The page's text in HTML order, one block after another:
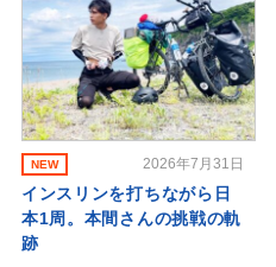
NEW 2026年7月31日
インスリンを打ちながら日
本1周。本間さんの挑戦の軌
跡